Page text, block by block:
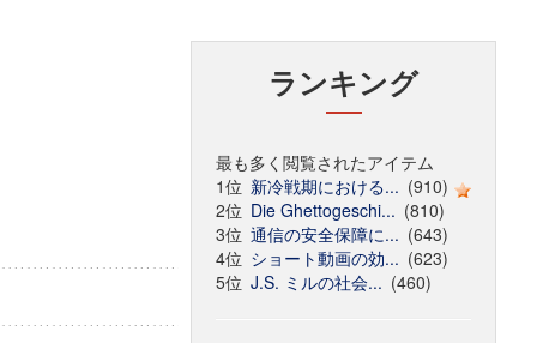
ランキング
最も多く閲覧されたアイテム
1位 新冷戦期における... (910)
2位 Die Ghettogeschi... (810)
3位 通信の安全保障に... (643)
4位 ショート動画の効... (623)
5位 J.S. ミルの社会... (460)